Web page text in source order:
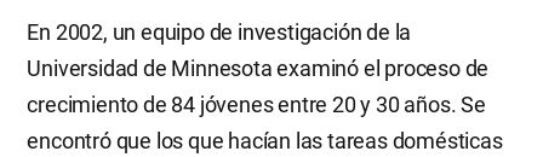
En 2002, un equipo de investigación de la
Universidad de Minnesota examinó el proceso de
crecimiento de 84 jóvenes entre 20 y 30 años. Se
encontró que los que hacían las tareas domésticas